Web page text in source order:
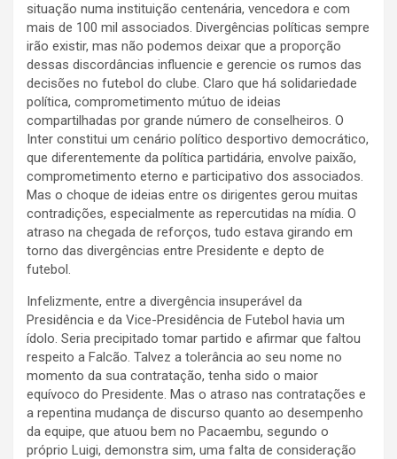
situação numa instituição centenária, vencedora e com
mais de 100 mil associados. Divergências políticas sempre
irão existir, mas não podemos deixar que a proporção
dessas discordâncias influencie e gerencie os rumos das
decisões no futebol do clube. Claro que há solidariedade
política, comprometimento mútuo de ideias
compartilhadas por grande número de conselheiros. O
Inter constitui um cenário político desportivo democrático,
que diferentemente da política partidária, envolve paixão,
comprometimento eterno e participativo dos associados.
Mas o choque de ideias entre os dirigentes gerou muitas
contradições, especialmente as repercutidas na mídia. O
atraso na chegada de reforços, tudo estava girando em
torno das divergências entre Presidente e depto de
futebol.
Infelizmente, entre a divergência insuperável da
Presidência e da Vice-Presidência de Futebol havia um
ídolo. Seria precipitado tomar partido e afirmar que faltou
respeito a Falcão. Talvez a tolerância ao seu nome no
momento da sua contratação, tenha sido o maior
equívoco do Presidente. Mas o atraso nas contratações e
a repentina mudança de discurso quanto ao desempenho
da equipe, que atuou bem no Pacaembu, segundo o
próprio Luigi, demonstra sim, uma falta de consideração